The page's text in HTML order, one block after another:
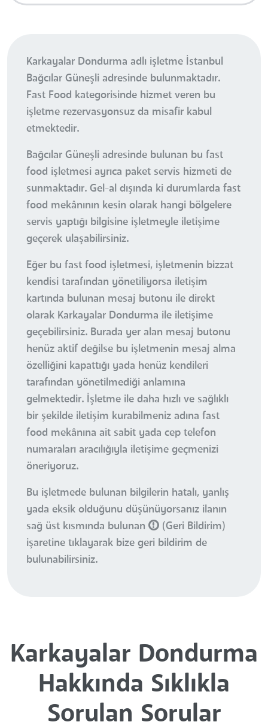
Karkayalar Dondurma adlı işletme İstanbul
Bağcılar Güneşli adresinde bulunmaktadır.
Fast Food kategorisinde hizmet veren bu
işletme rezervasyonsuz da misafir kabul
etmektedir.
Bağcılar Güneşli adresinde bulunan bu fast
food işletmesi ayrıca paket servis hizmeti de
sunmaktadır. Gel-al dışında ki durumlarda fast
food mekânının kesin olarak hangi bölgelere
servis yaptığı bilgisine işletmeyle iletişime
geçerek ulaşabilirsiniz.
Eğer bu fast food işletmesi, işletmenin bizzat
kendisi tarafından yönetiliyorsa iletişim
kartında bulunan mesaj butonu ile direkt
olarak Karkayalar Dondurma ile iletişime
geçebilirsiniz. Burada yer alan mesaj butonu
henüz aktif değilse bu işletmenin mesaj alma
özelliğini kapattığı yada henüz kendileri
tarafından yönetilmediği anlamına
gelmektedir. İşletme ile daha hızlı ve sağlıklı
bir şekilde iletişim kurabilmeniz adına fast
food mekânına ait sabit yada cep telefon
numaraları aracılığıyla iletişime geçmenizi
öneriyoruz.
Bu işletmede bulunan bilgilerin hatalı, yanlış
yada eksik olduğunu düşünüyorsanız ilanın
sağ üst kısmında bulunan
(Geri Bildirim)
işaretine tıklayarak bize geri bildirim de
bulunabilirsiniz.
Karkayalar Dondurma
Hakkında Sıklıkla
Sorulan Sorular